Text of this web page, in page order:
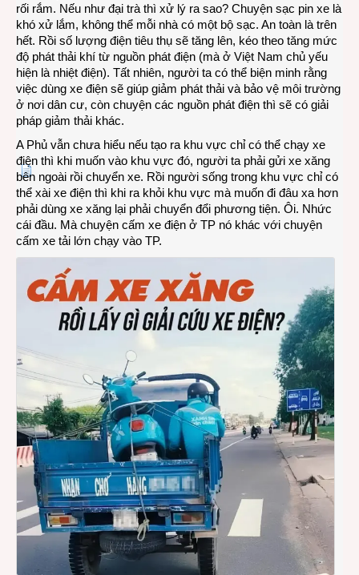
rối rắm. Nếu như đại trà thì xử lý ra sao? Chuyện sạc pin xe là
khó xử lắm, không thể mỗi nhà có một bộ sạc. An toàn là trên
hết. Rồi số lượng điện tiêu thụ sẽ tăng lên, kéo theo tăng mức
độ phát thải khí từ nguồn phát điện (mà ở Việt Nam chủ yếu
hiện là nhiệt điện). Tất nhiên, người ta có thể biện minh rằng
việc dùng xe điện sẽ giúp giảm phát thải và bảo vệ môi trường
ở nơi dân cư, còn chuyện các nguồn phát điện thì sẽ có giải
pháp giảm thải khác.
A Phủ vẫn chưa hiểu nếu tạo ra khu vực chỉ có thể chạy xe
điện thì khi muốn vào khu vực đó, người ta phải gửi xe xăng
bên ngoài rồi chuyển xe. Rồi người sống trong khu vực chỉ có
thể xài xe điện thì khi ra khỏi khu vực mà muốn đi đâu xa hơn
phải dùng xe xăng lại phải chuyển đổi phương tiện. Ôi. Nhức
cái đầu. Mà chuyện cấm xe điện ở TP nó khác với chuyện
cấm xe tải lớn chạy vào TP.